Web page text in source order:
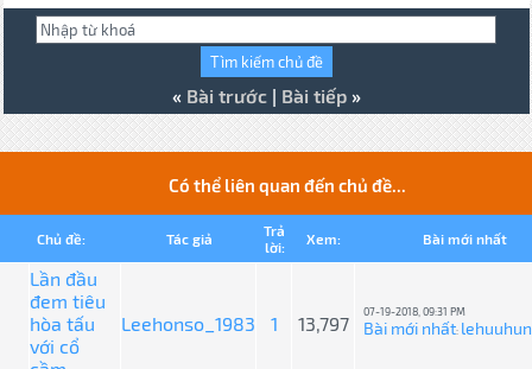
« Bài trước| Bài tiếp»
Có thể liên quan đến chủ đề...
Chủ đề: Tác giả
Trả
lời:
Xem: Bài mới nhất
Lần đầu
đem tiêu
hòa tấu
với cổ
Leehonso_1983 1 13,797
07-19-2018, 09:31 PM
Bài mới nhất: